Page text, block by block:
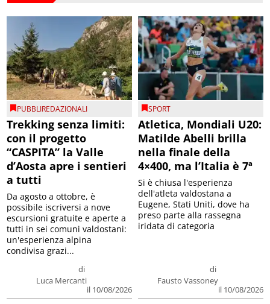
PUBBLIREDAZIONALI
Trekking senza limiti:
con il progetto
“CASPITA” la Valle
d’Aosta apre i sentieri
a tutti
di
Luca Mercanti
il 10/08/2026
Da agosto a ottobre, è
possibile iscriversi a nove
escursioni gratuite e aperte a
tutti in sei comuni valdostani:
un'esperienza alpina
condivisa grazi...
SPORT
Atletica, Mondiali U20:
Matilde Abelli brilla
nella finale della
4×400, ma l’Italia è 7ª
di
Fausto Vassoney
il 10/08/2026
Si è chiusa l'esperienza
dell'atleta valdostana a
Eugene, Stati Uniti, dove ha
preso parte alla rassegna
iridata di categoria